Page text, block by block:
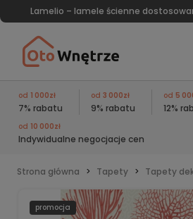
Lamelio – lamele ścienne
od 1 000zł
7% rabatu
od 3 000zł
9% rabatu
od 5
12%
od 10 000zł
Indywidualne negocjacje cen
Strona główna Tapety Tapety
promocja